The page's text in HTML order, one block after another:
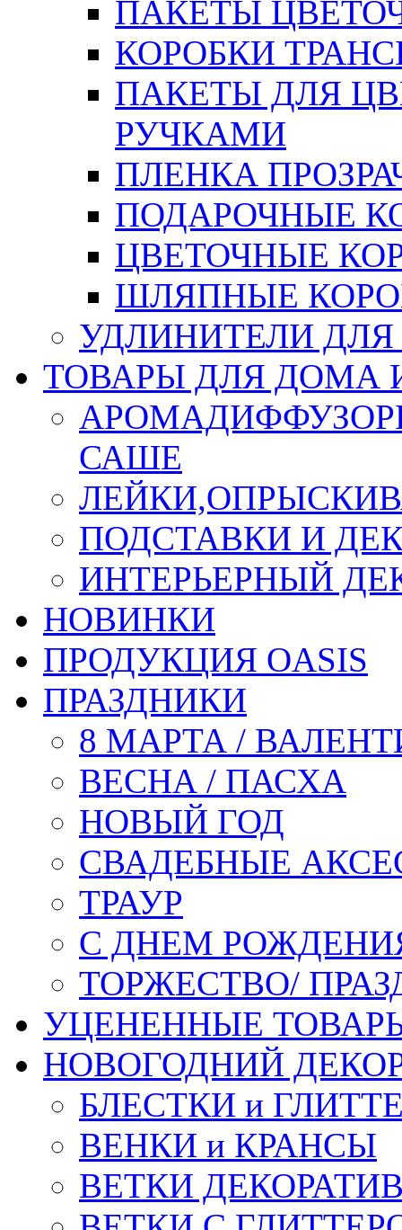
ПАКЕТЫ
КОРОБКИ
ПАКЕТЫ ДЛЯ
РУЧКАМИ
ПЛЕНКА
ПОДАРОЧНЫЕ
ЦВЕТОЧНЫЕ
ШЛЯПНЫЕ
УДЛИНИТЕЛИ
ТОВАРЫ ДЛЯ ДОМА
САШЕ
ПОДСТАВКИ И
ИНТЕРЬЕРНЫЙ
НОВИНКИ
ПРОДУКЦИЯ OASIS
ПРАЗДНИКИ
8 МАРТА /
ВЕСНА / ПАСХА
НОВЫЙ ГОД
СВАДЕБНЫЕ
ТРАУР
С ДНЕМ
ТОРЖЕСТВО/
УЦЕНЕННЫЕ
НОВОГОДНИЙ
БЛЕСТКИ и
ВЕНКИ и КРАНСЫ
ВЕТКИ